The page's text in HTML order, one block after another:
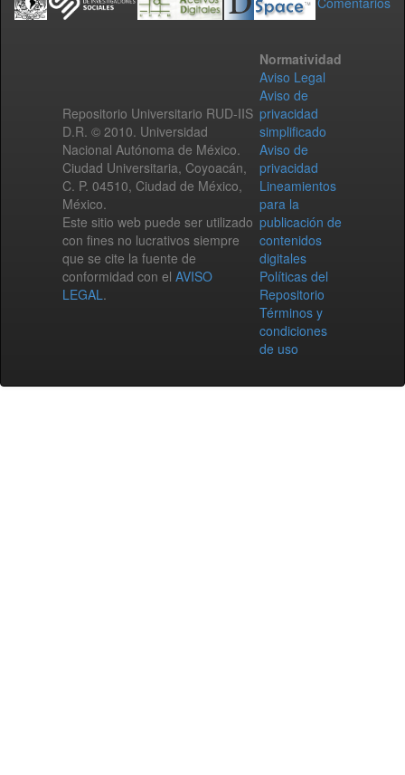
Repositorio Universitario RUD-IIS
D.R. © 2010. Universidad
Nacional Autónoma de México.
Ciudad Universitaria, Coyoacán,
C. P. 04510, Ciudad de México,
México.
Este sitio web puede ser utilizado
con fines no lucrativos siempre
que se cite la fuente de
conformidad con el AVISO
LEGAL.
Normatividad
Aviso Legal
Aviso de
privacidad
simplificado
Aviso de
privacidad
Lineamientos
para la
publicación de
contenidos
digitales
Políticas del
Repositorio
Términos y
condiciones
de uso